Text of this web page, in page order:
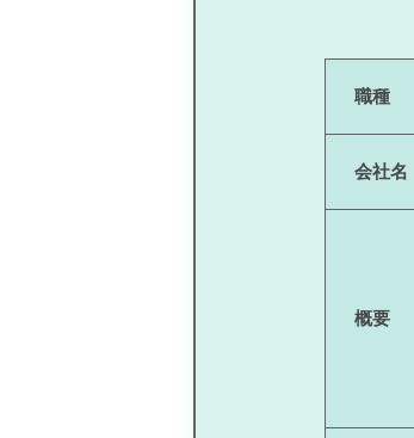
職種
会社名
概要